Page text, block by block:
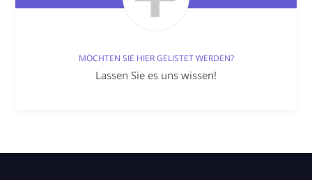
MÖCHTEN SIE HIER GELISTET WERDEN?
Lassen Sie es uns wissen!